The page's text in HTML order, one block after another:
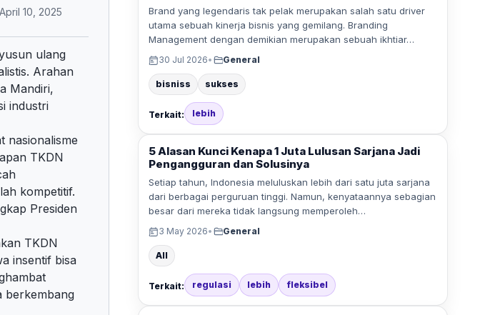
April 10, 2025
ulang
Arahan
Mandiri,
industri
nasionalisme
TKDN
kompetitif.
Presiden
TKDN
insentif bisa
berkembang
Brand yang legendaris tak pelak merupakan salah satu driver
utama sebuah kinerja bisnis yang gemilang. Branding
Management dengan demikian merupakan sebuah ikhtiar…
30 Jul 2026• General
bisniss sukses
Terkait: lebih
5 Alasan Kunci Kenapa 1 Juta Lulusan Sarjana Jadi
Pengangguran dan Solusinya
Setiap tahun, Indonesia meluluskan lebih dari satu juta sarjana
dari berbagai perguruan tinggi. Namun, kenyataannya sebagian
besar dari mereka tidak langsung memperoleh…
3 May 2026• General
All
Terkait: regulasi lebih fleksibel